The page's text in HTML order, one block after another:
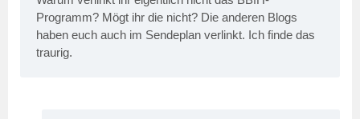
Programm? Mögt ihr die nicht? Die anderen Blogs
haben euch auch im Sendeplan verlinkt. Ich finde das
traurig.